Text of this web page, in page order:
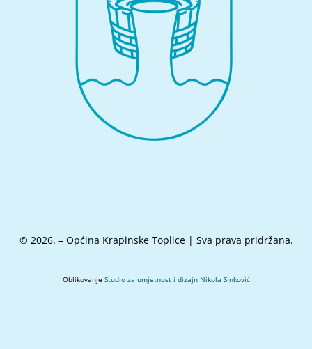
© 2026. – Općina Krapinske Toplice | Sva prava pridržana.
Oblikovanje Studio za umjetnost i dizajn Nikola Sinković